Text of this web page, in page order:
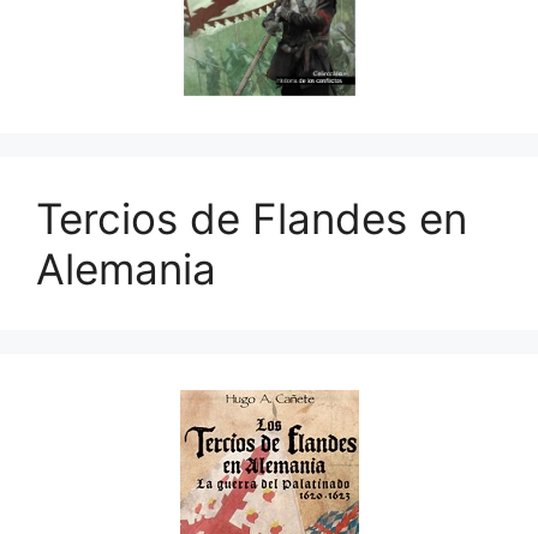
Tercios de Flandes en
Alemania